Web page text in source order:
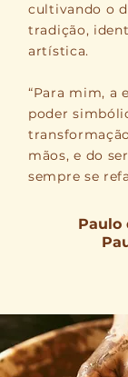
cultivando o
tradição,
artística.
“Para mim, a
poder
mãos, e do
sempre se
Paulo